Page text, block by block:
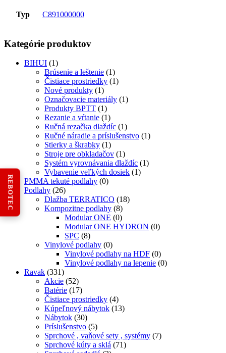
Typ C891000000
Kategórie produktov
BIHUI (1)
Brúsenie a leštenie (1)
Čistiace prostriedky (1)
Nové produkty (1)
Označovacie materiály (1)
Produkty BPTT (1)
Rezanie a vŕtanie (1)
Ručná rezačka dlaždíc (1)
Ručné náradie a príslušenstvo (1)
Stierky a škrabky (1)
Stroje pre obkladačov (1)
Systém vyrovnávania dlaždíc (1)
Vybavenie veľkých dosiek (1)
PMMA tekuté podlahy (0)
Podlahy (26)
Dlažba TERRATICO (18)
Kompozitne podlahy (8)
Modular ONE (0)
Modular ONE HYDRON (0)
SPC (8)
Vinylové podlahy (0)
Vinylové podlahy na HDF (0)
Vinylové podlahy na lepenie (0)
Ravak (331)
Akcie (52)
Batérie (17)
Čistiace prostriedky (4)
Kúpeľnový nábytok (13)
Nábytok (30)
Príslušenstvo (5)
Sprchové , vaňové sety , systémy (7)
Sprchové kúty a sklá (71)
REBOTEC